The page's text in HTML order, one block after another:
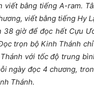
viết bằng tiếng A-ram.
viết bằng tiếng Hy
38 giờ để đọc hết Cựu
trọn bộ Kinh Thánh
với tốc độ trung
ngày đọc 4 chương,
Thánh.